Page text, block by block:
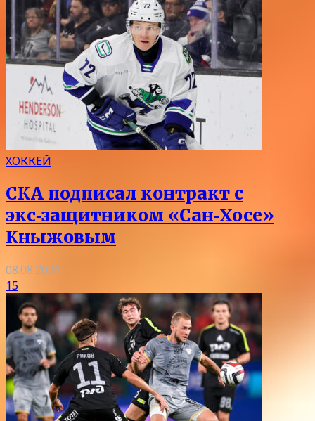
ХОККЕЙ
СКА подписал контракт с
экс‑защитником «Сан‑Хосе»
Кныжовым
08.08.2026
15